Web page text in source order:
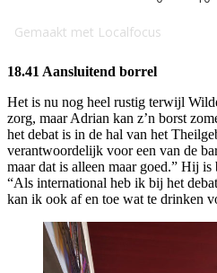
18.41 Aansluitend borrel
Het is nu nog heel rustig terwijl
zorg, maar Adrian kan z’n borst
het debat is in de hal van het
verantwoordelijk voor een van de
maar dat is alleen maar goed.” Hij
“Als international heb ik bij het
kan ik ook af en toe wat te drinken